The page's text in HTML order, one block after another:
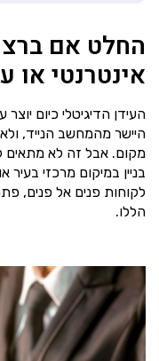
החלט אם
אינטרנטי או
העידן הדיגיטלי כיום
היישר מהמחשב הנייד,
מקום. אבל זה לא מתאים
בניין במיקום מרכזי בעיר
לקוחות פנים אל פנים,
הללו.